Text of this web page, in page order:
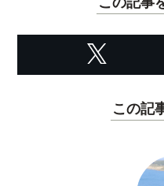
この記